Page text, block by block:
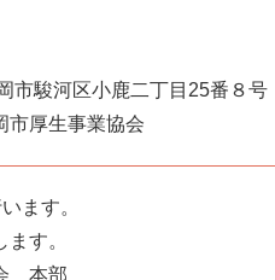
駿河区小鹿二丁目25番８号
生事業協会
ます。
す。
本部